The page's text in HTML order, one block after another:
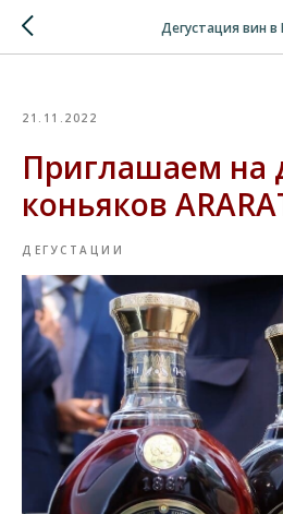
Дегустация вин в
21.11.2022
Приглашаем на
коньяков
ДЕГУСТАЦИИ